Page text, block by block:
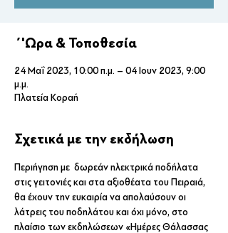
΄'Ωρα & Τοποθεσία
24 Μαΐ 2023, 10:00 π.μ. – 04 Ιουν 2023, 9:00
μ.μ.
Πλατεία Κοραή
Σχετικά με την εκδήλωση
Περιήγηση με  δωρεάν ηλεκτρικά ποδήλατα
στις γειτονιές και στα αξιοθέατα του Πειραιά,
θα έχουν την ευκαιρία να απολαύσουν οι
λάτρεις του ποδηλάτου και όχι μόνο, στο
πλαίσιο των εκδηλώσεων «Ημέρες Θάλασσας